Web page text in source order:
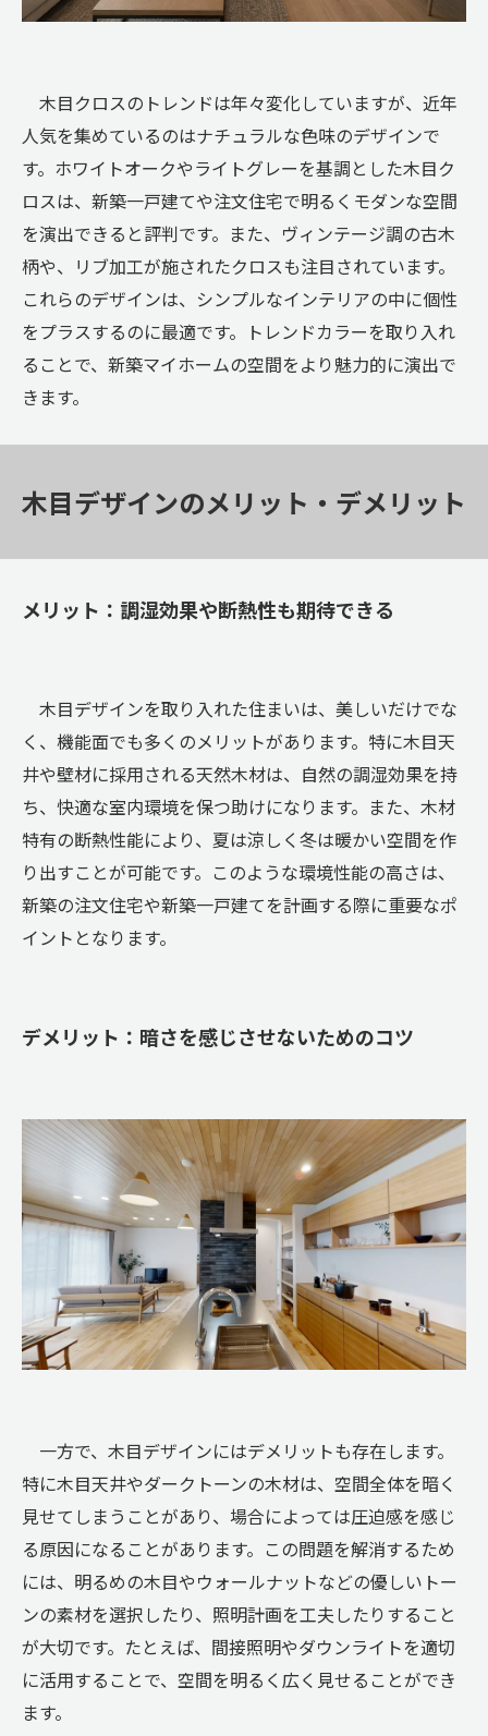
木目クロスのトレンドは年々変化していますが、近年
人気を集めているのはナチュラルな色味のデザインで
す。ホワイトオークやライトグレーを基調とした木目ク
ロスは、新築一戸建てや注文住宅で明るくモダンな空間
を演出できると評判です。また、ヴィンテージ調の古木
柄や、リブ加工が施されたクロスも注目されています。
これらのデザインは、シンプルなインテリアの中に個性
をプラスするのに最適です。トレンドカラーを取り入れ
ることで、新築マイホームの空間をより魅力的に演出で
きます。
木目デザインのメリット・デメリット
メリット：調湿効果や断熱性も期待できる
木目デザインを取り入れた住まいは、美しいだけでな
く、機能面でも多くのメリットがあります。特に木目天
井や壁材に採用される天然木材は、自然の調湿効果を持
ち、快適な室内環境を保つ助けになります。また、木材
特有の断熱性能により、夏は涼しく冬は暖かい空間を作
り出すことが可能です。このような環境性能の高さは、
新築の注文住宅や新築一戸建てを計画する際に重要なポ
イントとなります。
デメリット：暗さを感じさせないためのコツ
一方で、木目デザインにはデメリットも存在します。
特に木目天井やダークトーンの木材は、空間全体を暗く
見せてしまうことがあり、場合によっては圧迫感を感じ
る原因になることがあります。この問題を解消するため
には、明るめの木目やウォールナットなどの優しいトー
ンの素材を選択したり、照明計画を工夫したりすること
が大切です。たとえば、間接照明やダウンライトを適切
に活用することで、空間を明るく広く見せることができ
ます。